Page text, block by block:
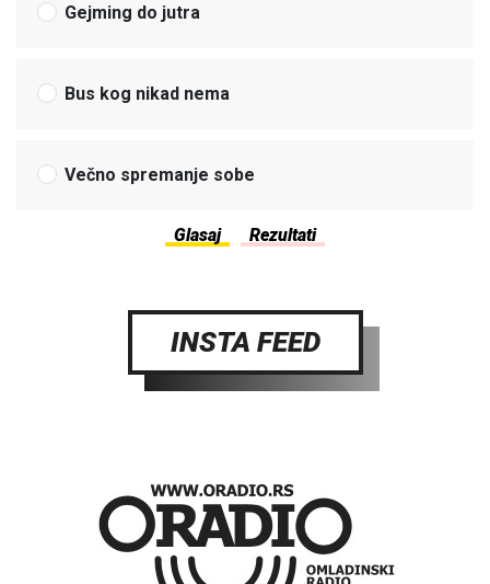
Gejming do jutra
Bus kog nikad nema
Večno spremanje sobe
INSTA FEED